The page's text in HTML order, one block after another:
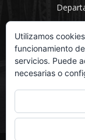
Utilizamos
funcionamiento
servicios. Puede
necesarias o